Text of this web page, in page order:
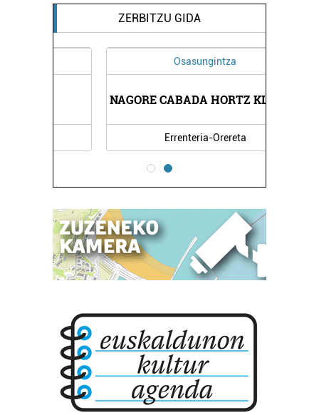
ZERBITZU GIDA
Osasungintza
NAGORE CABADA HORTZ KLINIKA
Errenteria-Orereta